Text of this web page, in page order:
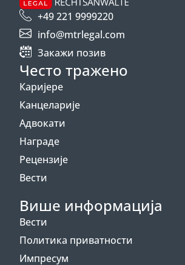
+49 221 9999220
info@mtrlegal.com
Закажи позив
Често тражено
Каријере
Канцеларије
Адвокати
Награде
Рецензије
Вести
Више информација
Вести
Политика приватности
Импресум